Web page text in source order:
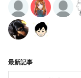
最新記事